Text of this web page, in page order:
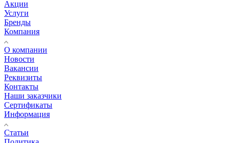
Акции
Услуги
Бренды
Компания
О компании
Новости
Вакансии
Реквизиты
Контакты
Наши заказчики
Сертификаты
Информация
Статьи